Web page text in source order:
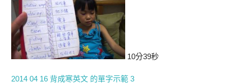
10分39秒
2014 04 16 背成寒英文 的單字示範 3